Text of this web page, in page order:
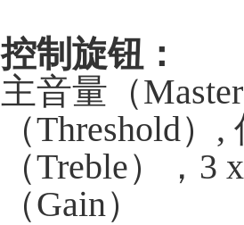
控制旋钮：
主音量（
（Threshold
（Treble），
（Gain）